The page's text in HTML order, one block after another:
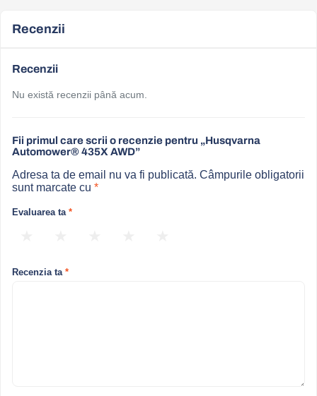
Recenzii
Recenzii
Nu există recenzii până acum.
Fii primul care scrii o recenzie pentru „Husqvarna
Automower® 435X AWD”
Adresa ta de email nu va fi publicată. Câmpurile obligatorii
sunt marcate cu *
Evaluarea ta *
Recenzia ta *